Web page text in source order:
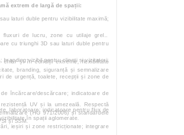
extrem de largă de spații:
laturi duble pentru vizibilitate maximă;
de lucru, zone cu utilaje grele,
cu triunghi 3D sau laturi duble pentru
vizibil pentru clienți și vizitatori;
de urgență, toalete, recepții și zone de
încărcare/descărcare; indicatoare de
laboratoare; indicatoare pentru flux de
în spații aglomerate.
ieșiri și zone restricționate; integrare
chiar și în condiții extreme, flexibilitate
branding, siguranță și semnalizare
UV și la umezeală. Respectă
(HG 971/2006) și standardele
și SSM.